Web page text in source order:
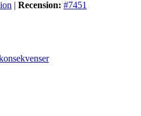
| Recension: #7451